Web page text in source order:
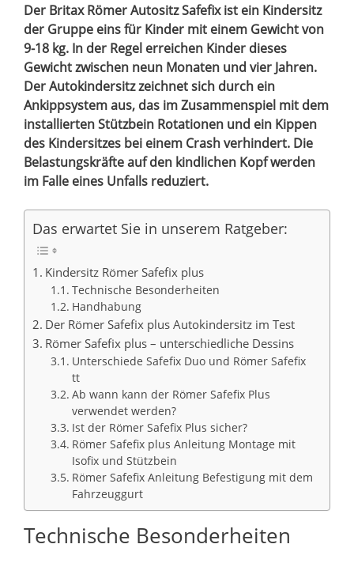
Der Britax Römer Autositz Safefix ist ein Kindersitz
der Gruppe eins für Kinder mit einem Gewicht von
9-18 kg. In der Regel erreichen Kinder dieses
Gewicht zwischen neun Monaten und vier Jahren.
Der Autokindersitz zeichnet sich durch ein
Ankippsystem aus, das im Zusammenspiel mit dem
installierten Stützbein Rotationen und ein Kippen
des Kindersitzes bei einem Crash verhindert. Die
Belastungskräfte auf den kindlichen Kopf werden
im Falle eines Unfalls reduziert.
Das erwartet Sie in unserem Ratgeber:
Kindersitz Römer Safefix plus
Technische Besonderheiten
Handhabung
Der Römer Safefix plus Autokindersitz im Test
Römer Safefix plus – unterschiedliche Dessins
Unterschiede Safefix Duo und Römer Safefix
tt
Ab wann kann der Römer Safefix Plus
verwendet werden?
Ist der Römer Safefix Plus sicher?
Römer Safefix plus Anleitung Montage mit
Isofix und Stützbein
Römer Safefix Anleitung Befestigung mit dem
Fahrzeuggurt
Technische Besonderheiten